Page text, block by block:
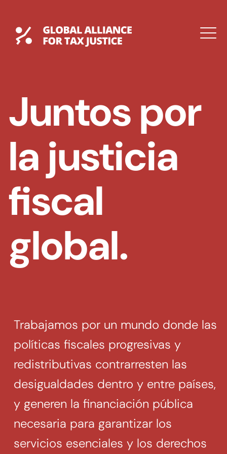
contenidoGlobal Tax Justice
DROPDOWN
ENGLISH
Buscar:
Juntos por
la justicia
fiscal
global.
Trabajamos por un mundo donde las
políticas fiscales progresivas y
redistributivas contrarresten las
desigualdades dentro y entre países,
y generen la financiación pública
necesaria para garantizar los
servicios esenciales y los derechos